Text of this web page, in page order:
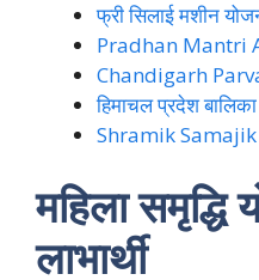
फ्री सिलाई मशीन
Pradhan Mantri
Chandigarh
हिमाचल प्रदेश
Shramik
महिला समृद्धि
लाभार्थी